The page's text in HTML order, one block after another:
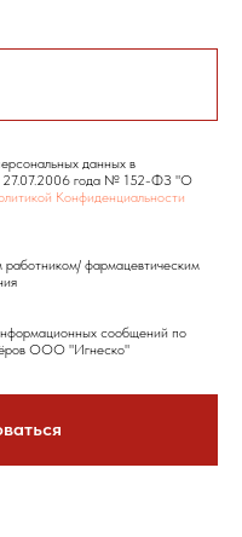
данных в
27.07.2006 года № 152-ФЗ "О
Конфиденциальности
фармацевтическим
сообщений по
ООО "Игнеско"